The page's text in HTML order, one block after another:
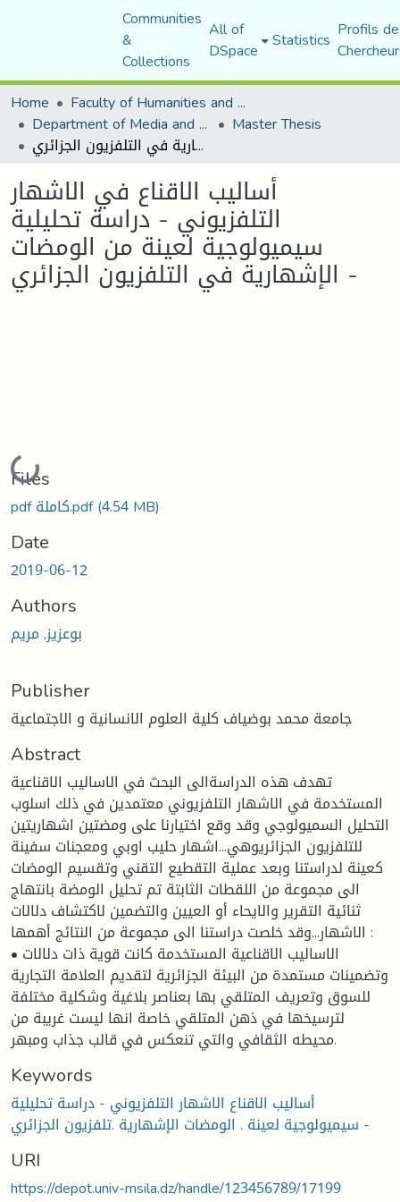
Communities
&
Collections
All of
DSpace Statistics Profils
Home
Faculty of Humanities and Social Sciences
Department of Media and Communication Studies Master Thesis
أساليب الاقناع في الاشهار التلفزيوني - دراسة تحليلية سيميولوجية لعينة من الومضات الإشهارية في التلفزيون الجزائري -
أساليب الاقناع في الاشهار
التلفزيوني - دراسة تحليلية
سيميولوجية لعينة من الومضات
الإشهارية في التلفزيون الجزائري -
Loading...
Files
pdf كاملة.pdf(4.54 MB)
Date
2019-06-12
Authors
بوعزيز, مريم
Publisher
جامعة محمد بوضياف كلية العلوم الانسانية و الاجتماعية
Abstract
تهدف هذه الدراسةالى البحث في الاساليب الاقناعية
المستخدمة في الاشهار التلفزيوني معتمدين في ذلك اسلوب
التحليل السميولوجي وقد وقع اختيارنا على ومضتين اشهاريتين
للتلفزيون الجزائريوهي...اشهار حليب اوبي ومعجنات سفينة
كعينة لدراستنا وبعد عملية التقطيع التقني وتقسيم الومضات
الى مجموعة من اللقطات الثابتة تم تحليل الومضة بانتهاج
ثنائية التقرير والايحاء أو العيين والتضمين لاكتشاف دلالات
الاشهار...وقد خلصت دراستنا الى مجموعة من النتائج أهمها :
• الاساليب الاقناعية المستخدمة كانت قوية ذات دلالات
وتضمينات مستمدة من البيئة الجزائرية لتقديم العلامة التجارية
للسوق وتعريف المتلقي بها بعناصر بلاغية وشكلية مختلفة
لترسيخها في ذهن المتلقي خاصة انها ليست غريبة من
محيطه الثقافي والتي تنعكس في قالب جذاب ومبهر.
Keywords
أساليب الاقناع الاشهار التلفزيوني - دراسة تحليلية
سيميولوجية لعينة . الومضات الإشهارية .تلفزيون الجزائري -
URI
https://depot.univ-msila.dz/handle/123456789/17199